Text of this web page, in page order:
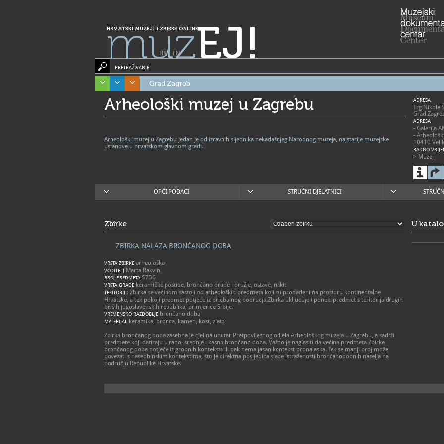
HRVATSKI MUZEJI I ZBIRKE ONLINE
muzEJ!
HR| EN
PRETRAŽIVANJE
Grad Zagreb
Arheološki muzej u Zagrebu
Arheološki muzej u Zagrebu jedan je od izravnih sljednika nekadašnjeg Narodnog muzeja, najstarije muzejske
ustanove u hrvatskom glavnom gradu
ADRESA
Trg Nikole
Grad
ADRESA
- Galerija
-
10410
RADNO
> Muzej
- subota
- nedjelja
-
- od
prema
OPĆI PODACI STRUČNI DJELATNICI
Zbirke
ZBIRKA NALAZA BRONČANOG DOBA
VRSTA ZBIRKE arheološka
VODITELJ Marta Rakvin
BROJ PREDMETA 5736
VRSTA GRAĐE keramičke posude, brončano oruđe i oružje, ostave, nakit
TERITORIJ : Zbirka se vecinom sastoji od arheoloških predmeta koji su pronadeni na prostoru kontinentalne
Hrvatske, a tek pokoji predmet potjece iz priobalnog podrucja.Zbirka ukljucuje i poneki predmet s teritorija drugih
bivših jugoslavenskih republika, primjerice Srbije.
VREMENSKO RAZDOBLJE brončano doba
MATERIJAL keramika, bronca, kamen, kost, zlato
Zbirka brončanog doba zasebna je cjelina unutar Pretpovijesnog odjela Arheološkog muzeja u Zagrebu, a sadrži
predmete koji datiraju u rano, srednje i kasno brončano doba. Važno je naglasiti da većina predmeta Zbirke
brončanog doba potječe iz grobnih konteksta ili pak nema jasan kontekst pronalaska. Tek se manji broj može
povezati s naseobinskim kontekstima, što je direktna posljedica slabe istraženosti brončanodobnih naselja na
području Republike Hrvatske.
U